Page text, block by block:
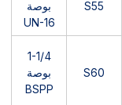
S55
بوصة
UN-16
S60
1-1/4
بوصة
BSPP